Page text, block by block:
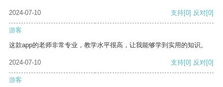
2024-07-10 支持[0] 反对[0]
游客
这款app的老师非常专业，教学水平很高，让我能够学到实用的知识。
2024-07-10 支持[0] 反对[0]
游客